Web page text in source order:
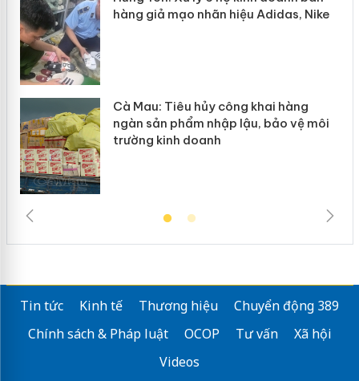
hàng giả mạo nhãn hiệu Adidas, Nike
Cà Mau: Tiêu hủy công khai hàng
ngàn sản phẩm nhập lậu, bảo vệ môi
trường kinh doanh
Tin tức Kinh tế Thương hiệu
Chuyển động 389
Chính sách & Pháp luật
OCOP Tư vấn
Xã hội
Videos